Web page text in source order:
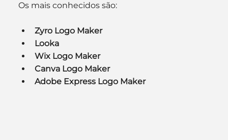
Os mais conhecidos são:
Zyro Logo Maker
Looka
Wix Logo Maker
Canva Logo Maker
Adobe Express Logo Maker